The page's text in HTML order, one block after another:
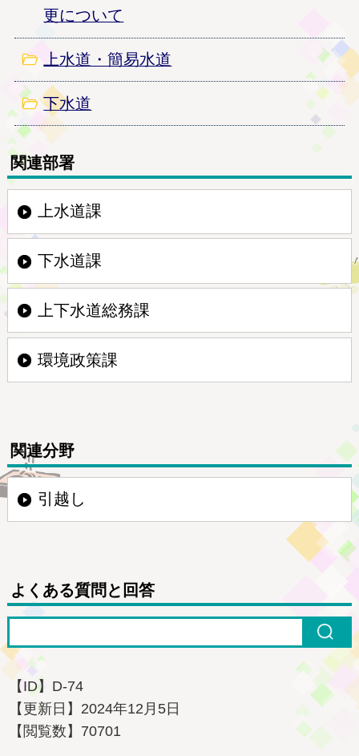
更について
上水道・簡易水道
下水道
関連部署
上水道課
下水道課
上下水道総務課
環境政策課
関連分野
引越し
よくある質問と回答
【ID】 D-74
【更新日】 2024年12月5日
【閲覧数】 70701